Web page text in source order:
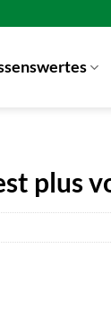
plus